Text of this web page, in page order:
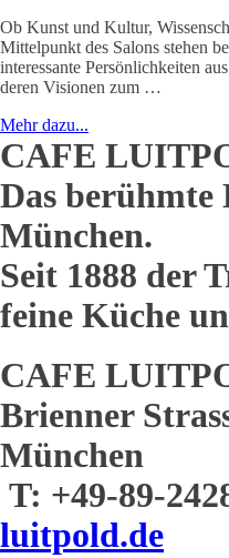
Ob Kunst und Kultur,
Mittelpunkt des Salons stehen
interessante Persönlichkeiten
deren Visionen zum …
Mehr dazu...
CAFE
Das berühmte
München.
Seit 1888 der
feine Küche
CAFE
Brienner
München
T: +49-89-
luitpold.de